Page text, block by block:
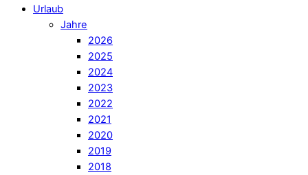
Urlaub
Jahre
2026
2025
2024
2023
2022
2021
2020
2019
2018